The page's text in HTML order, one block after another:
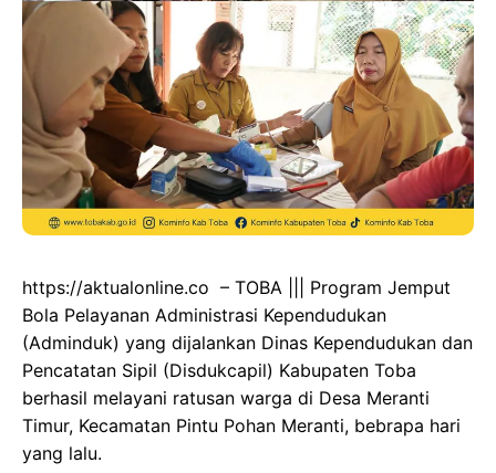
https://aktualonline.co – TOBA ||| Program Jemput
Bola Pelayanan Administrasi Kependudukan
(Adminduk) yang dijalankan Dinas Kependudukan dan
Pencatatan Sipil (Disdukcapil) Kabupaten Toba
berhasil melayani ratusan warga di Desa Meranti
Timur, Kecamatan Pintu Pohan Meranti, bebrapa hari
yang lalu.